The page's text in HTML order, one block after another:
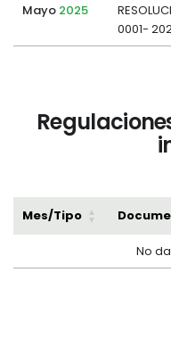
Mayo 2025
0001-
Mes/Tipo
No